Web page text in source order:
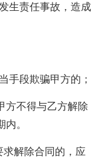
生责任事故，造成
手段欺骗甲方的；
方不得与乙方解除
。
求解除合同的，应